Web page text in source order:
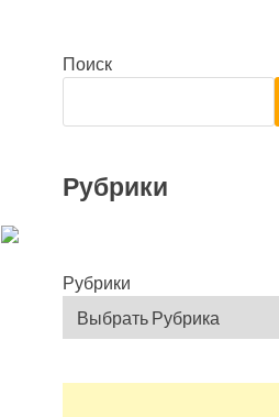
Поиск
Рубрики
Рубрики